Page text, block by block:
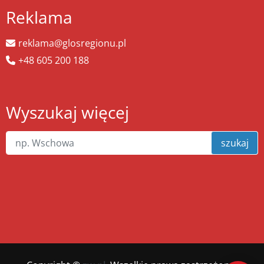
Reklama
reklama@glosregionu.pl
+48 605 200 188
Wyszukaj więcej
szukaj